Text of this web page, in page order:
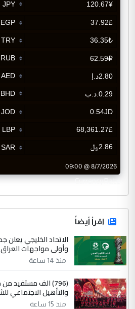
CurrencyRate
اقرأ أيضاً
وأولى مواجهات العراق
منذ 14 ساعة
(796) الف مستفيد
والتأهيل الاجتماعي
منذ 15 ساعة